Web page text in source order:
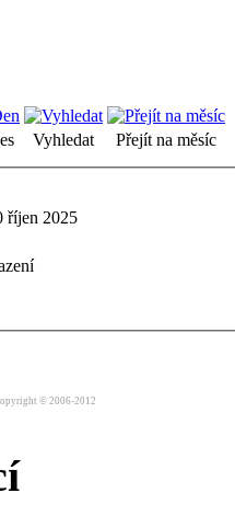
Vyhledat
Přejít na měsíc
říjen 2025
© 2006-2012